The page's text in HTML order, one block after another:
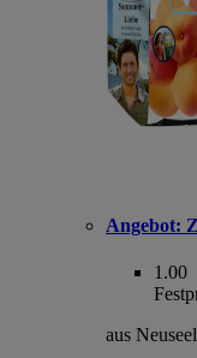
Angebot:
1.00
aus